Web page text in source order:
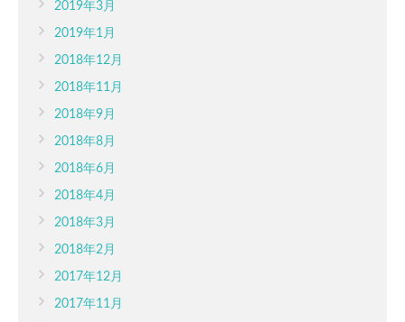
2019年3月
2019年1月
2018年12月
2018年11月
2018年9月
2018年8月
2018年6月
2018年4月
2018年3月
2018年2月
2017年12月
2017年11月